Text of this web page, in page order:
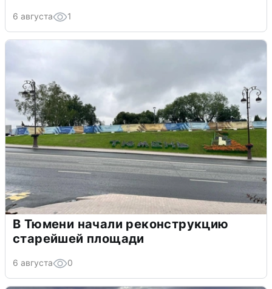
6 августа 1
В Тюмени начали реконструкцию
старейшей площади
6 августа 0